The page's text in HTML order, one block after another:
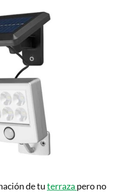
de tuterraza pero no